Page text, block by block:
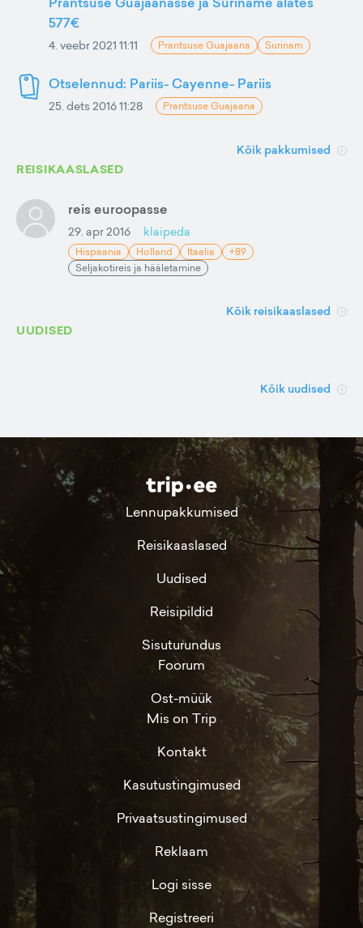
577€
4. veebr 2021 11:11 Prantsuse Guajaana Surinam
Otselennud: Pariis- Cayenne- Pariis
25. dets 2016 11:28 Prantsuse Guajaana
Kõik pakkumised
REISIKAASLASED
reis euroopasse
29. apr 2016 klaipeda
Hispaania Holland Itaalia
+89
Seljakotireis ja hääletamine
Kõik reisikaaslased
UUDISED
Kõik uudised
Lennupakkumised
Reisikaaslased
Uudised
Reisipildid
Sisuturundus
Foorum
Ost-müük
Mis on Trip
Kontakt
Kasutustingimused
Privaatsustingimused
Reklaam
Logi sisse
Registreeri